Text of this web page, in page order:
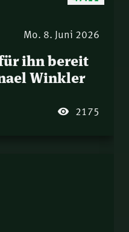
Mo. 8. Juni 2026
ihn bereit
Winkler
2175